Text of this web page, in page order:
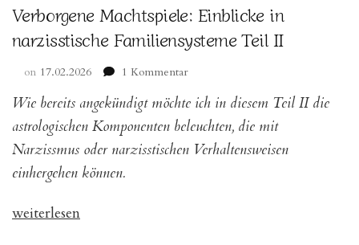
Verborgene Machtspiele: Einblicke in
narzisstische Familiensysteme Teil II
on 17.02.2026 1 Kommentarzu
Machtspiele:
Einblicke
narzisstische
Wie bereits angekündigt möchte ich in diesem Teil II die
astrologischen Komponenten beleuchten, die mit
Narzissmus oder narzisstischen Verhaltensweisen
einhergehen können.
„Verborgene
weiterlesen